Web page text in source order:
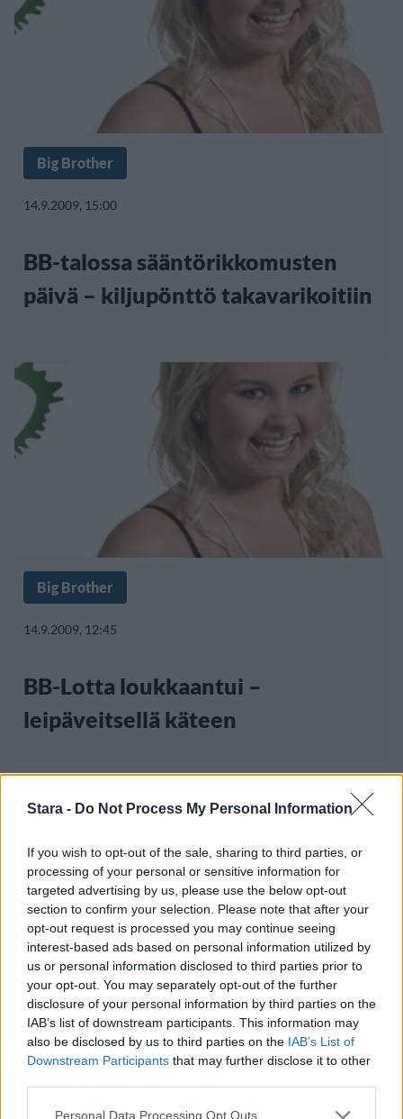
Stara - Do Not Process My Personal Information
If you wish to opt-out of the sale, sharing to third parties, or
processing of your personal or sensitive information for
targeted advertising by us, please use the below opt-out
section to confirm your selection. Please note that after your
opt-out request is processed you may continue seeing
interest-based ads based on personal information utilized by
us or personal information disclosed to third parties prior to
your opt-out. You may separately opt-out of the further
disclosure of your personal information by third parties on the
IAB’s list of downstream participants. This information may
also be disclosed by us to third parties on the IAB’s List of
Downstream Participants that may further disclose it to other
Personal Data Processing Opt Outs
Big Brother
14.9.2009, 15:00
BB-talossa sääntörikkomusten
päivä – kiljupönttö takavarikoitiin
Big Brother
14.9.2009, 12:45
BB-Lotta loukkaantui –
leipäveitsellä käteen
Big Brother
14.9.2009, 11:00
BB-Lotta: ”Mut miks Salkkareissa